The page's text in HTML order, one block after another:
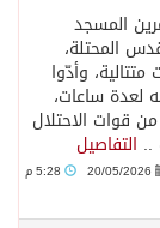
المسجد
المحتلة،
وأدّوا
لعدة ساعات،
قوات الاحتلال
.. التفاصيل
20/05/2026